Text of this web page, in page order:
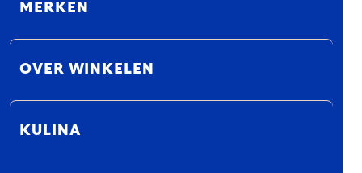
MERKEN
OVER WINKELEN
KULINA